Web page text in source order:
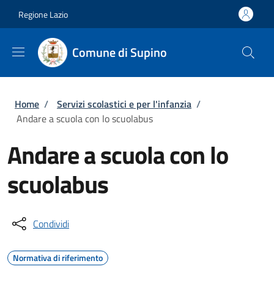
Regione Lazio
Comune di Supino
Briciole di pane
Home / Servizi scolastici e per l'infanzia /
Andare a scuola con lo scuolabus
Andare a scuola con lo
scuolabus
Condividi
Normativa di riferimento